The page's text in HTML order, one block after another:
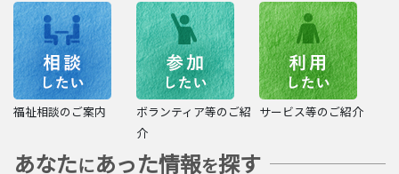
福祉相談のご案内
ボランティア等のご紹
介
サービス等のご紹介
あなたにあった情報を探す